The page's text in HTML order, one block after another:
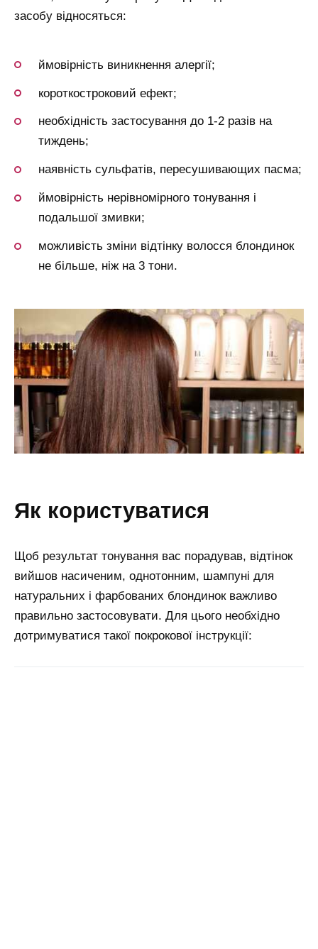
засобу відносяться:
ймовірність виникнення алергії;
короткостроковий ефект;
необхідність застосування до 1-2 разів на
тиждень;
наявність сульфатів, пересушивающих пасма;
ймовірність нерівномірного тонування і
подальшої змивки;
можливість зміни відтінку волосся блондинок
не більше, ніж на 3 тони.
як користуватися
Щоб результат тонування вас порадував, відтінок
вийшов насиченим, однотонним, шампуні для
натуральних і фарбованих блондинок важливо
правильно застосовувати. Для цього необхідно
дотримуватися такої покрокової інструкції: